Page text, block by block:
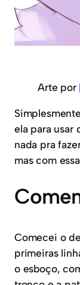
Arte por
ela para usar
nada pra
mas com
Comecei o
primeiras
o esboço,